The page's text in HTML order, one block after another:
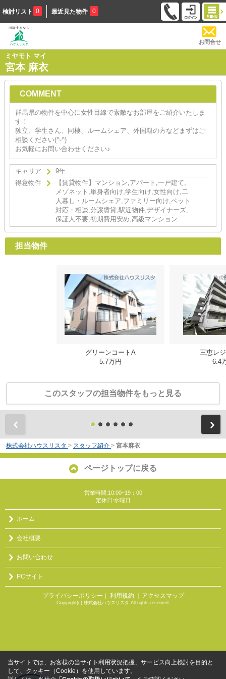
検討リスト 0 最近見た物件 0
お問合せ
ミヤモト マイ
宮本 麻衣
COMMENT
群馬県の物件を中心に女性目線で素敵なお部屋をご紹介いたしま
す！
独立、学生さん、同棲、ルームシェア、外国籍の方などまずはご
相談ください(^-^)
お気軽にお問い合わせください♪
キャリア
9年
得意物件
【賃貸物件】マンション,アパート,一戸建て,
メゾネット,単身者向け,学生向け,女性向け,二
人暮し・ルームシェア,ファミリー向け,ペット
対応・相談,分譲賃貸,駅近物件,デザイナーズ,
保証人不要,初期費用安め,高級マンション
担当物件
グリーンコートA
5.7万円
三恵レ
6.4
このスタッフの担当物件をもっと見る
株式会社ハウスリスタ > スタッフ紹介 > 宮本麻衣
ページトップに戻る
営業時間:10:00~19：00
定休日:水曜日
ホーム
会社概要
お問い合わせ
PCサイト
プライバシーポリシー ｜ 利用規約 ｜アクセスマップ
Copyright(c) 株式会社ハウスリスタ All rights reserved.
当サイトでは、お客様の当サイト利用状況把握、サービス向上検討を目的と
して、クッキー（Cookie）を使用しています。